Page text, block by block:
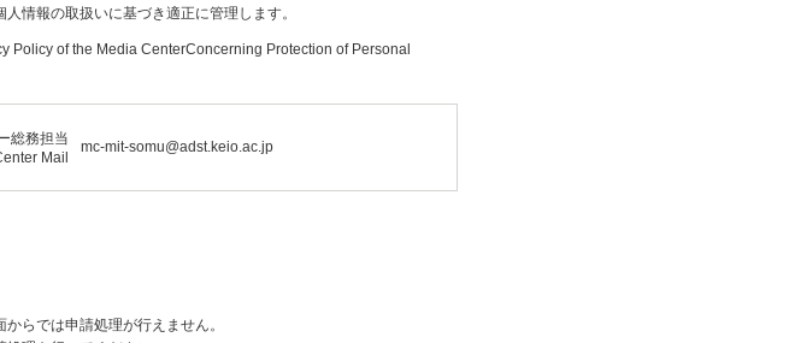
情報の取扱いに基づき適正に管理します。
Policy of the Media CenterConcerning Protection of Personal
総務担当
Mail
mc-mit-somu@adst.keio.ac.jp
らでは申請処理が行えません。